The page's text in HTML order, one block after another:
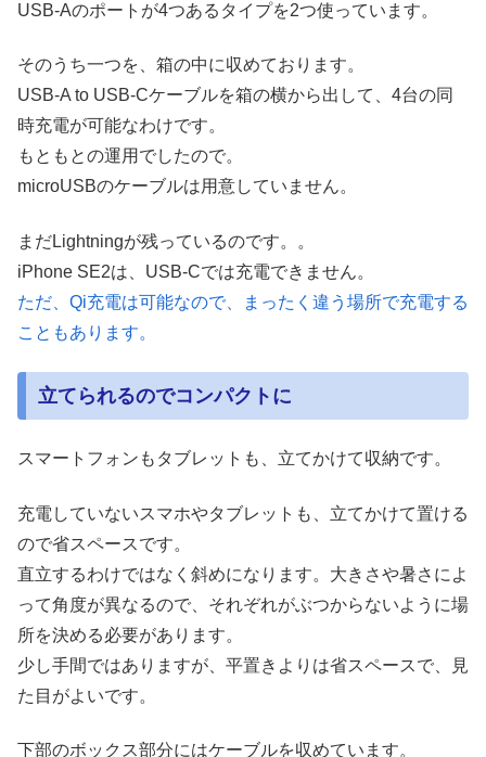
USB-Aのポートが4つあるタイプを2つ使っています。
そのうち一つを、箱の中に収めております。
USB-A to USB-Cケーブルを箱の横から出して、4台の同
時充電が可能なわけです。
もともとの運用でしたので。
microUSBのケーブルは用意していません。
まだLightningが残っているのです。。
iPhone SE2は、USB-Cでは充電できません。
ただ、Qi充電は可能なので、まったく違う場所で充電する
こともあります。
立てられるのでコンパクトに
スマートフォンもタブレットも、立てかけて収納です。
充電していないスマホやタブレットも、立てかけて置ける
ので省スペースです。
直立するわけではなく斜めになります。大きさや暑さによ
って角度が異なるので、それぞれがぶつからないように場
所を決める必要があります。
少し手間ではありますが、平置きよりは省スペースで、見
た目がよいです。
下部のボックス部分にはケーブルを収めています。